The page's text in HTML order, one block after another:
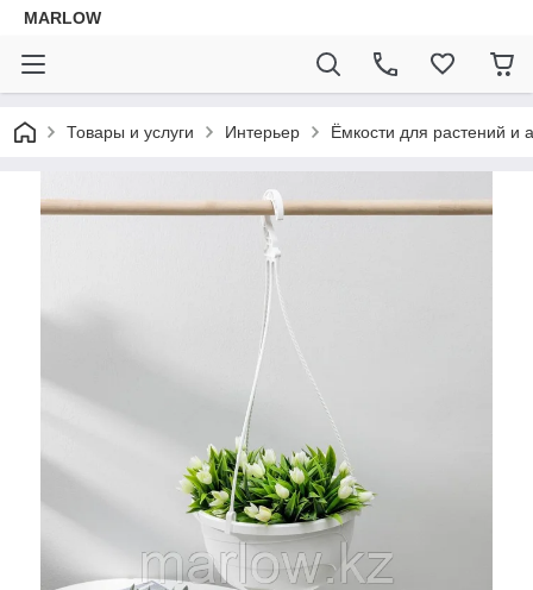
MARLOW
Товары и услуги Интерьер Ёмкости для растений и